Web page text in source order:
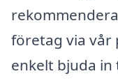
företag via vår
enkelt bjuda